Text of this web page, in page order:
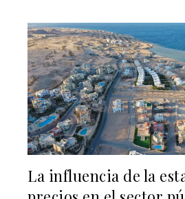
La influencia de la